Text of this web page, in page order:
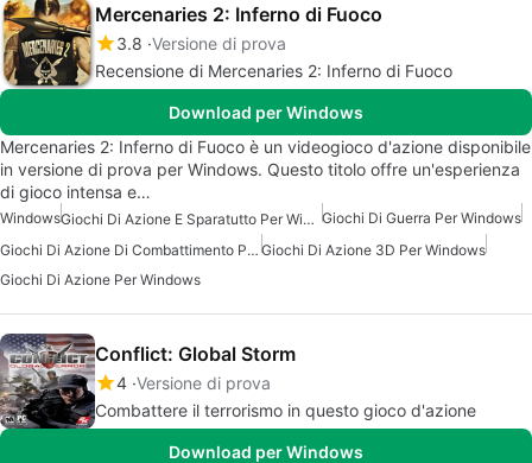
Mercenaries 2: Inferno di Fuoco
3.8 Versione di prova
Recensione di Mercenaries 2: Inferno di Fuoco
Download per Windows
Mercenaries 2: Inferno di Fuoco è un videogioco d'azione disponibile
in versione di prova per Windows. Questo titolo offre un'esperienza
di gioco intensa e…
Windows Giochi Di Azione E Sparatutto Per Windows Giochi Di Guerra Per Windows
Giochi Di Azione Di Combattimento Per Windows Giochi Di Azione 3D Per Windows
Giochi Di Azione Per Windows
Conflict: Global Storm
4 Versione di prova
Combattere il terrorismo in questo gioco d'azione
Download per Windows